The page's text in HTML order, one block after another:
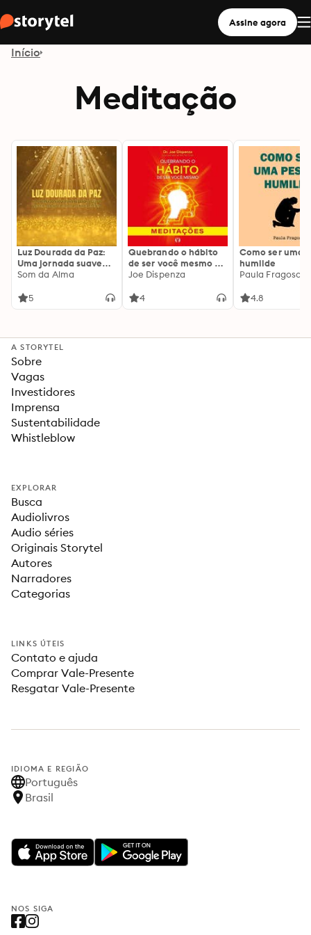
Assine agora
Início
Meditação
Luz Dourada da Paz:
Uma jornada suave
para relaxar o corpo,
reconectar com a sua
Som da Alma
5
Quebrando o hábito
de ser você mesmo -
Meditações
Joe Dispenza
4
Como ser uma
humilde
Paula Fragoso
4.8
A STORYTEL
Sobre
Vagas
Investidores
Imprensa
Sustentabilidade
Whistleblow
EXPLORAR
Busca
Audiolivros
Audio séries
Originais Storytel
Autores
Narradores
Categorias
LINKS ÚTEIS
Contato e ajuda
Comprar Vale-Presente
Resgatar Vale-Presente
IDIOMA E REGIÃO
Português
Brasil
NOS SIGA